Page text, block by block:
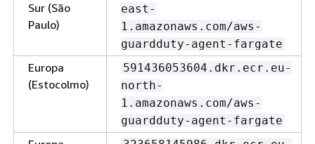
Sur (São
Paulo)
east-
1.amazonaws.com/aws-
guardduty-agent-fargate
Europa
(Estocolmo)
591436053604.dkr.ecr.eu-
north-
1.amazonaws.com/aws-
guardduty-agent-fargate